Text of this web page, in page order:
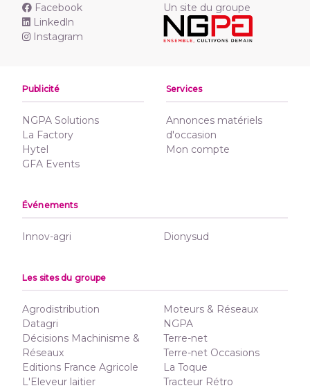
Facebook
Linkedln
Instagram
Un site du groupe
Publicité
NGPA Solutions
La Factory
Hytel
GFA Events
Services
Annonces matériels
d'occasion
Mon compte
Événements
Innov-agri Dionysud
Les sites du groupe
Agrodistribution
Datagri
Décisions Machinisme &
Réseaux
Editions France Agricole
L'Eleveur laitier
Moteurs & Réseaux
NGPA
Terre-net
Terre-net Occasions
La Toque
Tracteur Rétro